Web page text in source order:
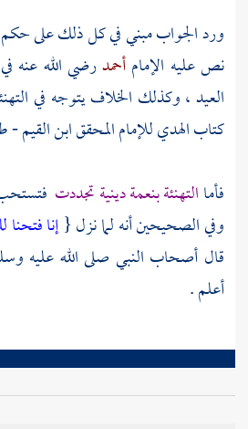
ورد الجواب مبني في كل ذلك على حكم
نص عليه الإمامأحمدرضي الله عنه
العيد ، وكذلك الخلاف يتوجه في
كتاب الهدي للإمام المحققابن القيم-
فأماالتهنئة بنعمة دينية تجددت
وفي الصحيحين أنه لما نزل {إنا
قال أصحاب النبي صلى الله عليه
أعلم .